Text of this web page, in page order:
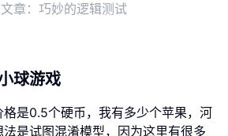
章：巧妙的逻辑测试
球游戏
是0.5个硬币，我有多少个苹果，河
是试图混淆模型，因为这里有很多